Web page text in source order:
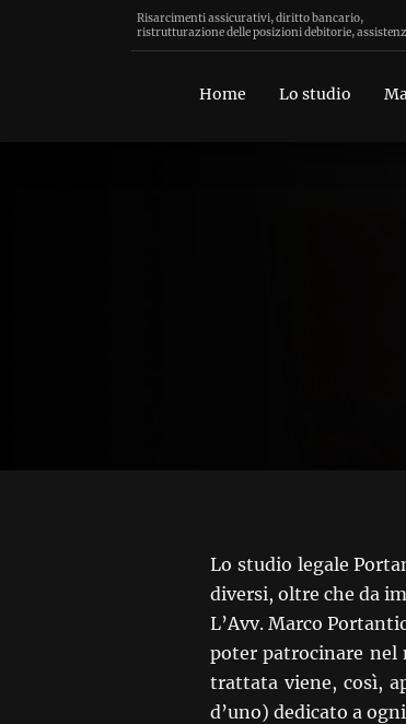
Risarcimenti assicurativi, diritto bancario,
ristrutturazione delle posizioni debitorie,
Home Lo studio
Lo studio legale
diversi, oltre che da
L’Avv. Marco
poter patrocinare nel
trattata viene, così,
d’uno) dedicato a